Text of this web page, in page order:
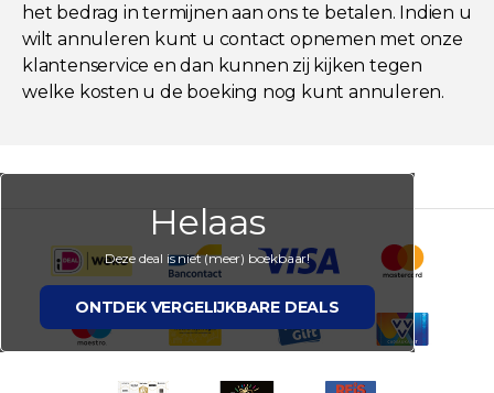
het bedrag in termijnen aan ons te betalen. Indien u
wilt annuleren kunt u contact opnemen met onze
klantenservice en dan kunnen zij kijken tegen
welke kosten u de boeking nog kunt annuleren.
Helaas
Deze deal is niet (meer) boekbaar!
ONTDEK VERGELIJKBARE DEALS